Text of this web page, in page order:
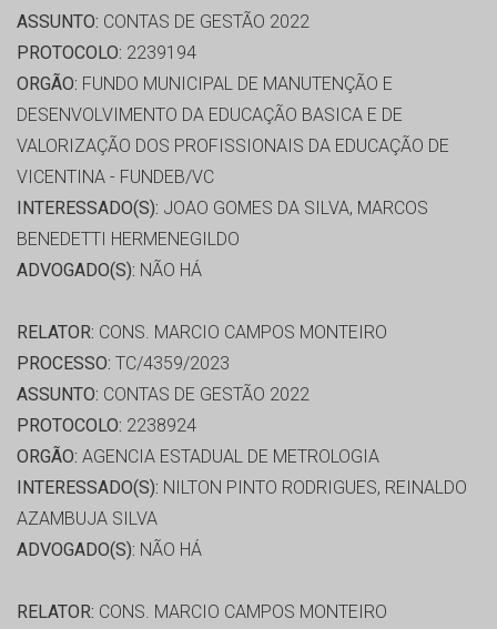
ASSUNTO: CONTAS DE GESTÃO 2022
PROTOCOLO: 2239194
ORGÃO: FUNDO MUNICIPAL DE MANUTENÇÃO E
DESENVOLVIMENTO DA EDUCAÇÃO BASICA E DE
VALORIZAÇÃO DOS PROFISSIONAIS DA EDUCAÇÃO DE
VICENTINA - FUNDEB/VC
INTERESSADO(S): JOAO GOMES DA SILVA, MARCOS
BENEDETTI HERMENEGILDO
ADVOGADO(S): NÃO HÁ
RELATOR: CONS. MARCIO CAMPOS MONTEIRO
PROCESSO: TC/4359/2023
ASSUNTO: CONTAS DE GESTÃO 2022
PROTOCOLO: 2238924
ORGÃO: AGENCIA ESTADUAL DE METROLOGIA
INTERESSADO(S): NILTON PINTO RODRIGUES, REINALDO
AZAMBUJA SILVA
ADVOGADO(S): NÃO HÁ
RELATOR: CONS. MARCIO CAMPOS MONTEIRO